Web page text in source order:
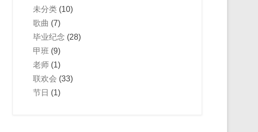
未分类 (10)
歌曲 (7)
毕业纪念 (28)
甲班 (9)
老师 (1)
联欢会 (33)
节日 (1)